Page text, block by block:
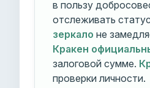
в пользу
отслеживать
зеркало не
Кракен
залоговой сумме.
проверки личности.